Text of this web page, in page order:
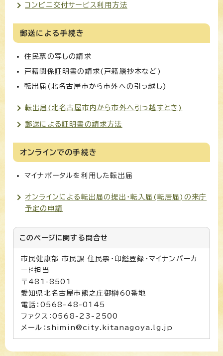
コンビニ交付サービス利用方法
郵送による手続き
住民票の写しの請求
戸籍関係証明書の請求(戸籍謄抄本など)
転出届(北名古屋市から市外への引っ越し)
転出届(北名古屋市内から市外へ引っ越すとき)
郵送による証明書の請求方法
オンラインでの手続き
マイナポータルを利用した転出届
オンラインによる転出届の提出・転入届(転居届)の来庁
予定の申請
このページに関する 問合せ
市民健康部 市民課 住民票・印鑑登録・マイナンバーカ
ード担当
〒481-8501
愛知県北名古屋市熊之庄御榊60番地
電話：0568-48-0145
ファクス：0568-23-2500
メール：shimin@city.kitanagoya.lg.jp